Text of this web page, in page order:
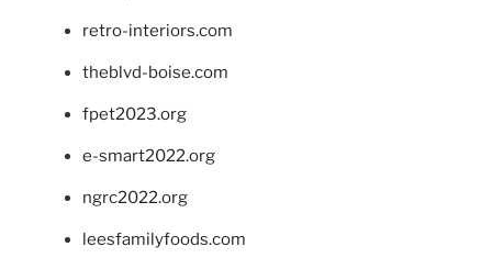
retro-interiors.com
theblvd-boise.com
fpet2023.org
e-smart2022.org
ngrc2022.org
leesfamilyfoods.com